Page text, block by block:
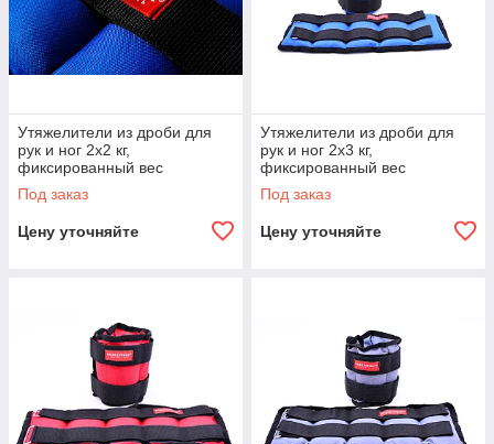
Утяжелители из дроби для
рук и ног 2х2 кг,
фиксированный вес
Под заказ
Цену уточняйте
Утяжелители из дроби для
рук и ног 2х3 кг,
фиксированный вес
Под заказ
Цену уточняйте